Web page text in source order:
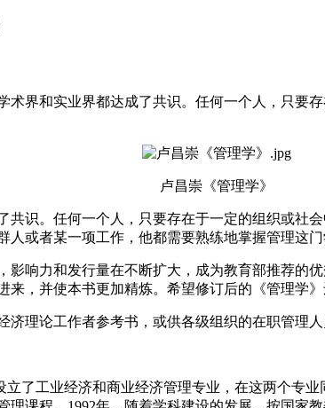
界和实业界都达成了共识。任何一个人，只要
卢昌崇《管理学》
识。任何一个人，只要存在于一定的组织或社
或者某一项工作，他都需要熟练地掌握管理这门
影响力和发行量在不断扩大，成为教育部推荐
，并使本书更加精炼。希望修订后的《管理学》
理论工作者参考书，或供各级组织的在职管理人
了工业经济和商业经济管理专业，在这两个专